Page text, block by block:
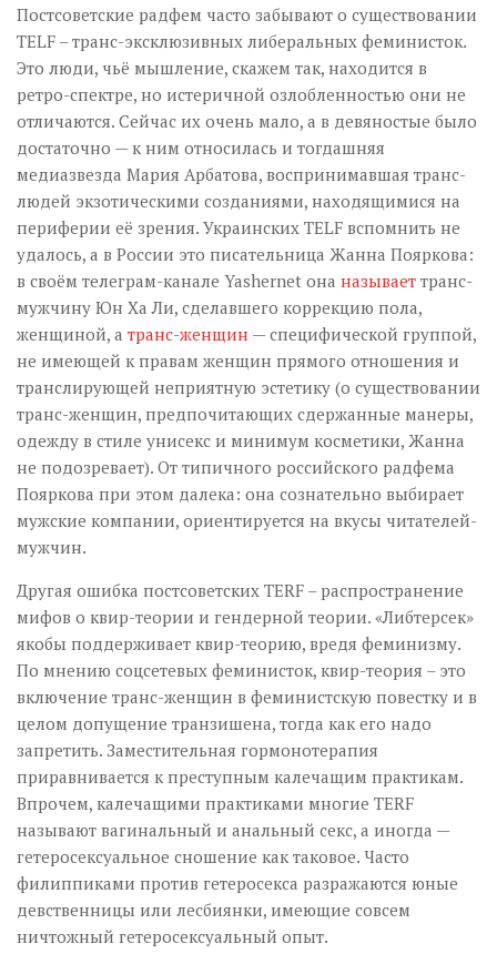
Постсоветские радфем часто забывают о существовании
TELF – транс-эксклюзивных либеральных феминисток.
Это люди, чьё мышление, скажем так, находится в
ретро-спектре, но истеричной озлобленностью они не
отличаются. Сейчас их очень мало, а в девяностые было
достаточно — к ним относилась и тогдашняя
медиазвезда Мария Арбатова, воспринимавшая транс-
людей экзотическими созданиями, находящимися на
периферии её зрения. Украинских TELF вспомнить не
удалось, а в России это писательница Жанна Пояркова:
в своём телеграм-канале Yashernet она называет транс-
мужчину Юн Ха Ли, сделавшего коррекцию пола,
женщиной, а транс-женщин — специфической группой,
не имеющей к правам женщин прямого отношения и
транслирующей неприятную эстетику (о существовании
транс-женщин, предпочитающих сдержанные манеры,
одежду в стиле унисекс и минимум косметики, Жанна
не подозревает). От типичного российского радфема
Пояркова при этом далека: она сознательно выбирает
мужские компании, ориентируется на вкусы читателей-
мужчин.
Другая ошибка постсоветских TERF – распространение
мифов о квир-теории и гендерной теории. «Либтерсек»
якобы поддерживает квир-теорию, вредя феминизму.
По мнению соцсетевых феминисток, квир-теория – это
включение транс-женщин в феминистскую повестку и в
целом допущение транзишена, тогда как его надо
запретить. Заместительная гормонотерапия
приравнивается к преступным калечащим практикам.
Впрочем, калечащими практиками многие TERF
называют вагинальный и анальный секс, а иногда —
гетеросексуальное сношение как таковое. Часто
филиппиками против гетеросекса разражаются юные
девственницы или лесбиянки, имеющие совсем
ничтожный гетеросексуальный опыт.